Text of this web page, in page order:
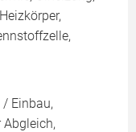
Einbau,
Abgleich,